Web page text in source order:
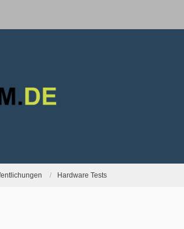
Hardware Tests